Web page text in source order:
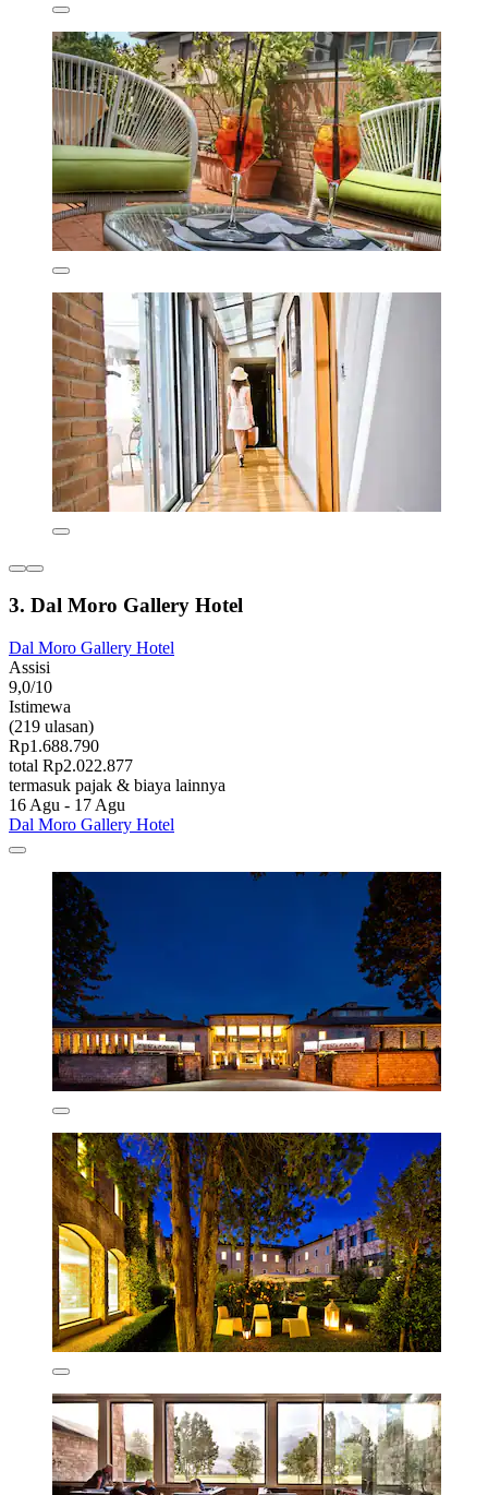
3. Dal Moro Gallery Hotel
Dal Moro Gallery Hotel
Assisi
9,0/10
Istimewa
(219 ulasan)
Rp1.688.790
total Rp2.022.877
termasuk pajak & biaya lainnya
16 Agu - 17 Agu
Dal Moro Gallery Hotel